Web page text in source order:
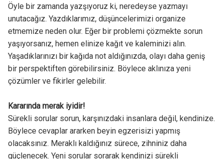
Öyle bir zamanda yazşıyoruz ki, neredeyse yazmayı
unutacağız. Yazdıklarımız, düşüncelerimizi organize
etmemize neden olur. Eğer bir problemi çözmekte sorun
yaşıyorsanız, hemen elinize kağıt ve kaleminizi alın.
Yaşadıklarınızı bir kağıda not aldığınızda, olayı daha geniş
bir perspektiften görebilirsiniz. Böylece aklınıza yeni
çözümler ve fikirler gelebilir.
Kararında merak iyidir!
Sürekli sorular sorun, karşınızdaki insanlara değil, kendinize.
Böylece cevaplar ararken beyin egzerisizi yapmış
olacaksınız. Meraklı kaldığınız sürece, zihniniz daha
güçlenecek. Yeni sorular sorarak kendinizi sürekli